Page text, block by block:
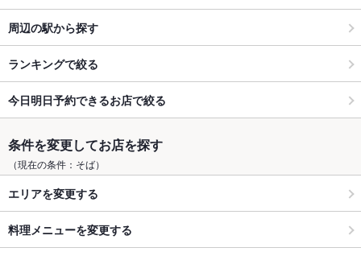
周辺の駅から探す
ランキングで絞る
今日明日予約できるお店で絞る
条件を変更してお店を探す
（現在の条件：そば）
エリアを変更する
料理メニューを変更する